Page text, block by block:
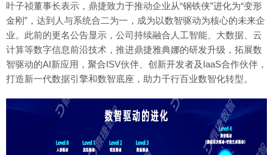
叶子祯董事长表示，鼎捷致力于推动企业从“钢铁侠”进化为“变形
金刚”，达到人与系统合二为一，成为以数智驱动为核心的未来企
业。此前的更名公告显示，公司持续融合人工智能、大数据、云
计算等数字信息前沿技术，推进鼎捷雅典娜的研发升级，拓展数
智驱动的AI新应用，聚合ISV伙伴、创新开发者及IaaS合作伙伴，
打造新一代数据引擎和数智底座，助力千行百业数智化转型。